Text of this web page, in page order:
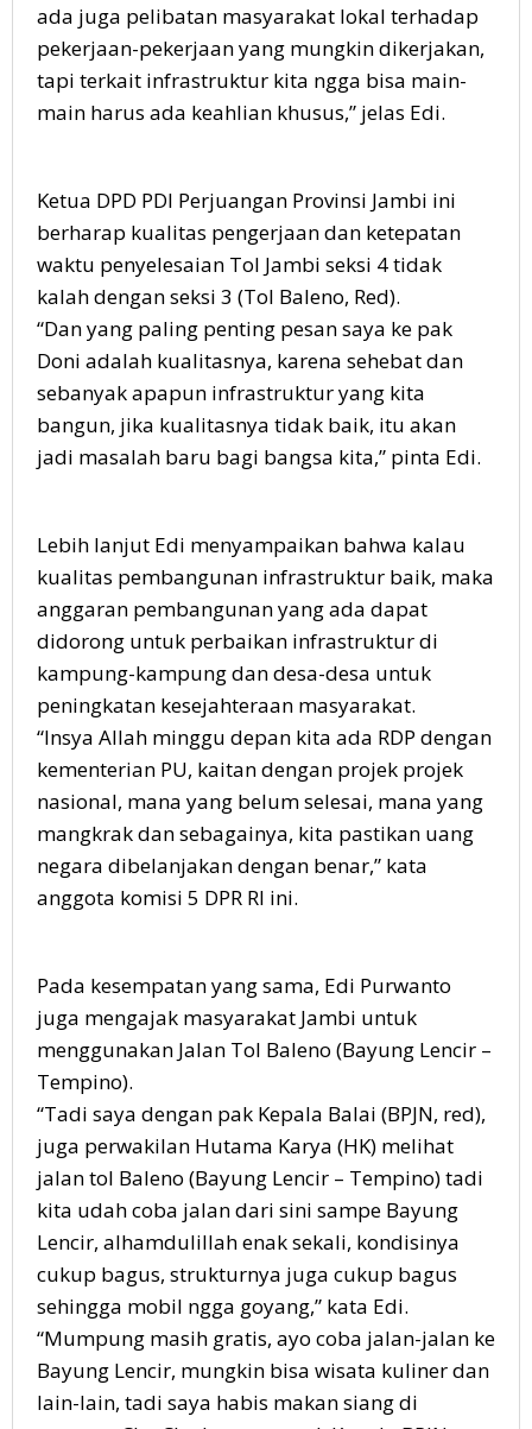
ada juga pelibatan masyarakat lokal terhadap
pekerjaan-pekerjaan yang mungkin dikerjakan,
tapi terkait infrastruktur kita ngga bisa main-
main harus ada keahlian khusus,” jelas Edi.
Ketua DPD PDI Perjuangan Provinsi Jambi ini
berharap kualitas pengerjaan dan ketepatan
waktu penyelesaian Tol Jambi seksi 4 tidak
kalah dengan seksi 3 (Tol Baleno, Red).
“Dan yang paling penting pesan saya ke pak
Doni adalah kualitasnya, karena sehebat dan
sebanyak apapun infrastruktur yang kita
bangun, jika kualitasnya tidak baik, itu akan
jadi masalah baru bagi bangsa kita,” pinta Edi.
Lebih lanjut Edi menyampaikan bahwa kalau
kualitas pembangunan infrastruktur baik, maka
anggaran pembangunan yang ada dapat
didorong untuk perbaikan infrastruktur di
kampung-kampung dan desa-desa untuk
peningkatan kesejahteraan masyarakat.
“Insya Allah minggu depan kita ada RDP dengan
kementerian PU, kaitan dengan projek projek
nasional, mana yang belum selesai, mana yang
mangkrak dan sebagainya, kita pastikan uang
negara dibelanjakan dengan benar,” kata
anggota komisi 5 DPR RI ini.
Pada kesempatan yang sama, Edi Purwanto
juga mengajak masyarakat Jambi untuk
menggunakan Jalan Tol Baleno (Bayung Lencir –
Tempino).
“Tadi saya dengan pak Kepala Balai (BPJN, red),
juga perwakilan Hutama Karya (HK) melihat
jalan tol Baleno (Bayung Lencir – Tempino) tadi
kita udah coba jalan dari sini sampe Bayung
Lencir, alhamdulillah enak sekali, kondisinya
cukup bagus, strukturnya juga cukup bagus
sehingga mobil ngga goyang,” kata Edi.
“Mumpung masih gratis, ayo coba jalan-jalan ke
Bayung Lencir, mungkin bisa wisata kuliner dan
lain-lain, tadi saya habis makan siang di